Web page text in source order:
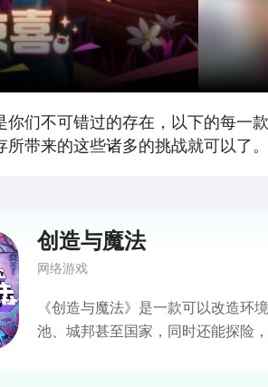
们不可错过的存在，以下的每一
带来的这些诸多的挑战就可以了。
创造与魔法
网络游戏
《创造与魔法》是一款可以改造环
池、城邦甚至国家，同时还能探险